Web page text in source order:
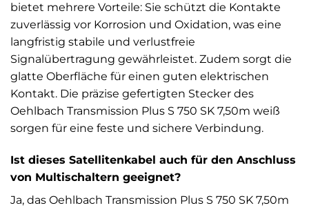
bietet mehrere Vorteile: Sie schützt die Kontakte
zuverlässig vor Korrosion und Oxidation, was eine
langfristig stabile und verlustfreie
Signalübertragung gewährleistet. Zudem sorgt die
glatte Oberfläche für einen guten elektrischen
Kontakt. Die präzise gefertigten Stecker des
Oehlbach Transmission Plus S 750 SK 7,50m weiß
sorgen für eine feste und sichere Verbindung.
Ist dieses Satellitenkabel auch für den Anschluss
von Multischaltern geeignet?
Ja, das Oehlbach Transmission Plus S 750 SK 7,50m